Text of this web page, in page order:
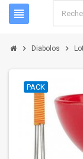
view_headline
chevron_right Diabolos chevron_right
PACK